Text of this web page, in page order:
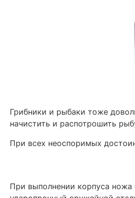
Грибники и рыбаки тоже
начистить и распотрошить
При всех неоспоримых
При выполнении корпуса